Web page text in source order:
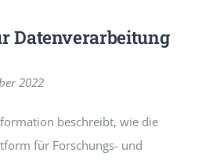
Datenverarbeitung
2022
beschreibt, wie die
für Forschungs- und